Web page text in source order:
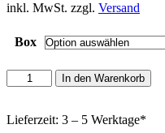
inkl. MwSt. zzgl. Versand
Box
Alex
Schuber
In den Warenkorb
Lieferzeit: 3 – 5 Werktage*